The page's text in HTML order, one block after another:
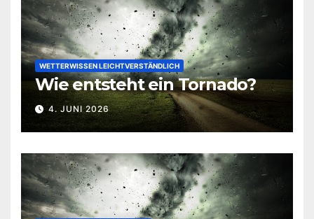
WETTERWISSEN LEICHTVERSTÄNDLICH
Wie entsteht ein Tornado?
4. JUNI 2026